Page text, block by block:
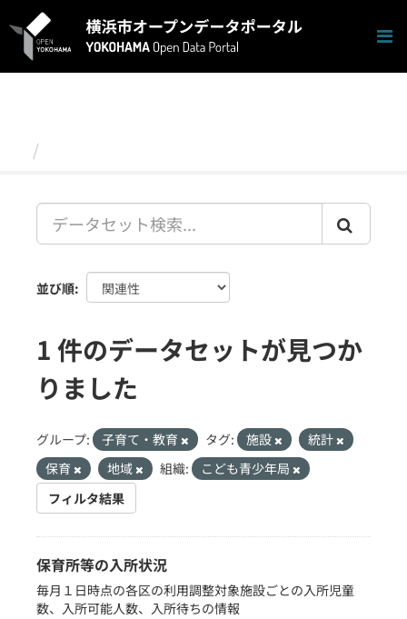
キ
並び順
1 件のデータセットが見つか
りました
グループ: 子育て・教育 タグ: 施設
統計
保育
地域 組織:
こども青少年局
フィルタ結果
保育所等の入所状況
毎月１日時点の各区の利用調整対象施設ごとの入所児童
数、入所可能人数、入所待ちの情報